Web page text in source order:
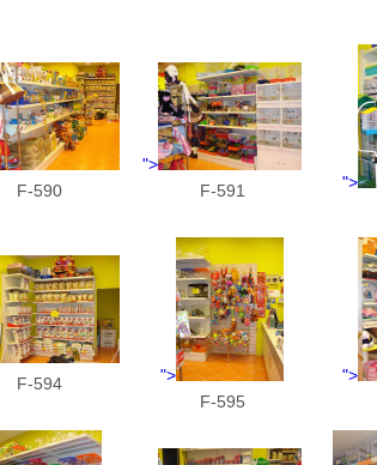
F-590
">
F-591
">
F-594
">
F-595
">